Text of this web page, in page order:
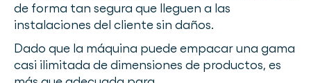
de forma tan segura que lleguen a las
instalaciones del cliente sin daños.
Dado que la máquina puede empacar una gama
casi ilimitada de dimensiones de productos, es